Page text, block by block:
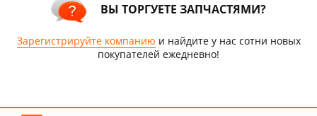
ВЫ ТОРГУЕТЕ ЗАПЧАСТЯМИ?
Зарегистрируйте компанию и найдите у нас сотни новых
покупателей ежедневно!